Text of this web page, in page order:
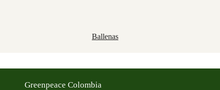
Ballenas
Greenpeace Colombia